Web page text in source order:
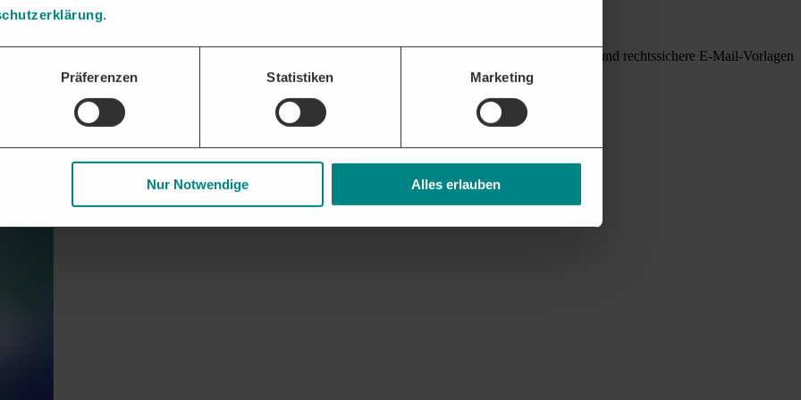
.
Präferenzen Statistiken Marketing
Nur Notwendige Alles erlauben
AUSSCHREIBUNGEN
und möglichen Bietern für Ihr Unternehmen. Nutzen Sie Vorinformationen, Kontaktdaten und rechtssichere E-Mail-Vorlagen